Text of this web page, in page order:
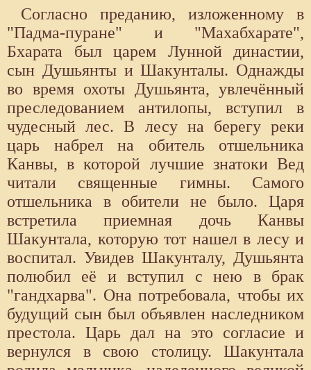
Согласно преданию, изложенному в
"Падма-пуране" и "Махабхарате",
Бхарата был царем Лунной династии,
сын Душьянты и Шакунталы. Однажды
во время охоты Душьянта, увлечённый
преследованием антилопы, вступил в
чудесный лес. В лесу на берегу реки
царь набрел на обитель отшельника
Канвы, в которой лучшие знатоки Вед
читали священные гимны. Самого
отшельника в обители не было. Царя
встретила приемная дочь Канвы
Шакунтала, которую тот нашел в лесу и
воспитал. Увидев Шакунталу, Душьянта
полюбил её и вступил с нею в брак
"гандхарва". Она потребовала, чтобы их
будущий сын был объявлен наследником
престола. Царь дал на это согласие и
вернулся в свою столицу. Шакунтала